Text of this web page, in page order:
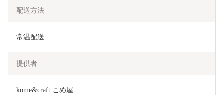
配送方法
常温配送
提供者
kome&craft こめ屋